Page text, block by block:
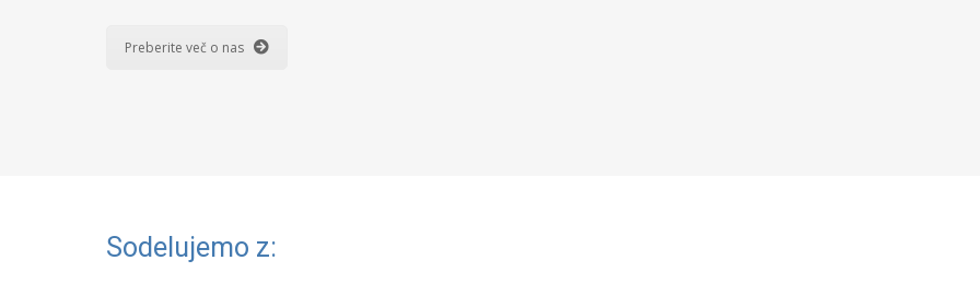
Preberite več o nas
Sodelujemo z: